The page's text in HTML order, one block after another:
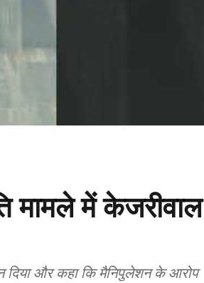
मामले में केजरीवाल
दिया और कहा कि मैनिपुलेशन के आरोप